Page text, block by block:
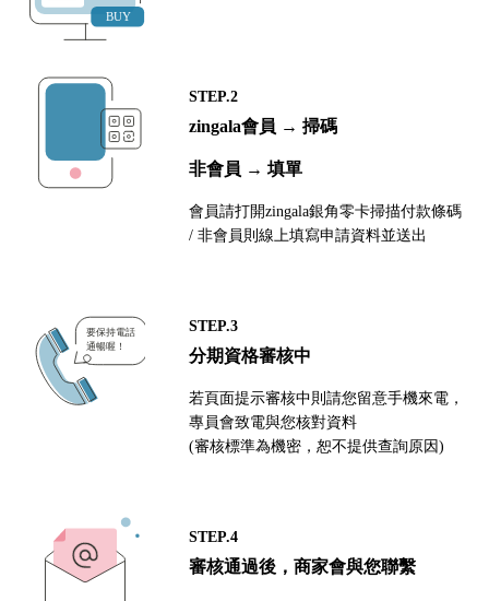
STEP.2
zingala會員 → 掃碼
非會員 → 填單
會員請打開zingala銀角零卡掃描付款條碼
/ 非會員則線上填寫申請資料並送出
STEP.3
分期資格審核中
若頁面提示審核中則請您留意手機來電，
專員會致電與您核對資料
(審核標準為機密，恕不提供查詢原因)
STEP.4
審核通過後，商家會與您聯繫